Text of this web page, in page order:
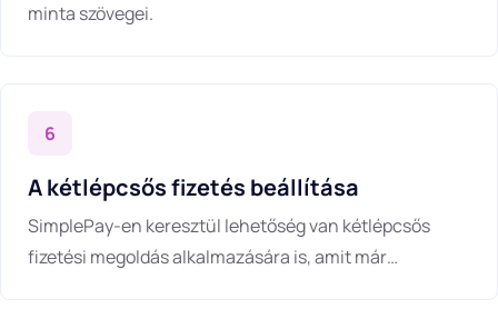
minta szövegei.
6
A kétlépcsős fizetés beállítása
SimplePay-en keresztül lehetőség van kétlépcsős
fizetési megoldás alkalmazására is, amit már